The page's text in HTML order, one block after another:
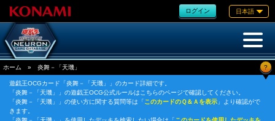
ログイン 日本語
ホーム » 炎舞－「天璣」 ?
遊戯王OCGカード「炎舞－「天璣」」のカード詳細です。
「炎舞－「天璣」」の遊戯王OCG公式ルールはこちらのページで確認してください。
「炎舞－「天璣」」の使い方に関する質問等は「このカードのＱ＆Ａを表示 」より確認がで
きます。